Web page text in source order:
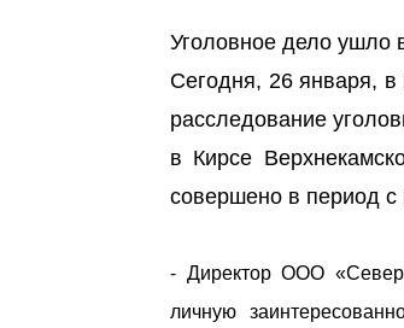
Уголовное дело ушло
Сегодня, 26 января, в
расследование
в Кирсе
совершено в период
- Директор ООО
личную